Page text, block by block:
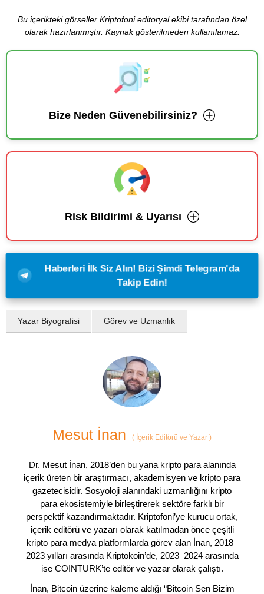
Bu içerikteki görseller Kriptofoni editoryal ekibi tarafından özel
olarak hazırlanmıştır. Kaynak gösterilmeden kullanılamaz.
Bize Neden Güvenebilirsiniz?
Risk Bildirimi & Uyarısı
Haberleri İlk Siz Alın! Bizi Şimdi Telegram'da
Takip Edin!
Yazar Biyografisi Görev ve Uzmanlık
Mesut İnan ( İçerik Editörü ve Yazar )
Dr. Mesut İnan, 2018’den bu yana kripto para alanında
içerik üreten bir araştırmacı, akademisyen ve kripto para
gazetecisidir. Sosyoloji alanındaki uzmanlığını kripto
para ekosistemiyle birleştirerek sektöre farklı bir
perspektif kazandırmaktadır. Kriptofoni’ye kurucu ortak,
içerik editörü ve yazarı olarak katılmadan önce çeşitli
kripto para medya platformlarda görev alan İnan, 2018–
2023 yılları arasında Kriptokoin’de, 2023–2024 arasında
ise COINTURK’te editör ve yazar olarak çalıştı.
İnan, Bitcoin üzerine kaleme aldığı “Bitcoin Sen Bizim